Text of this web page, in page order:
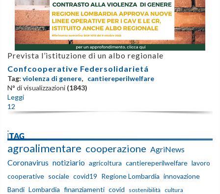
Prevista l’istituzione di un albo regionale
Confcooperative Federsolidarietá
Tag: violenza di genere, cantiereperilwelfare
N° di visualizzazioni (1843)
Leggi
1 2
iTAG
agroalimentare cooperazione AgriNews
Coronavirus notiziario agricoltura cantiereperilwelfare lavoro
cooperative sociale covid19 Regione Lombardia innovazione
Bandi Lombardia finanziamenti covid sostenibilità cultura